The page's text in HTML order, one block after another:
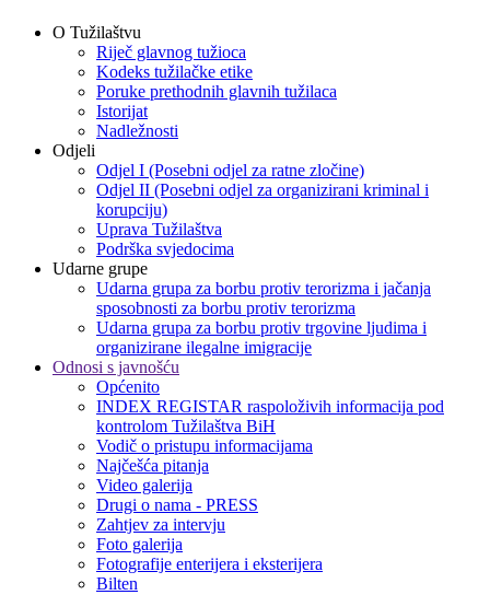
O Tužilaštvu
Riječ glavnog tužioca
Kodeks tužilačke etike
Poruke prethodnih glavnih tužilaca
Istorijat
Nadležnosti
Odjeli
Odjel I (Posebni odjel za ratne zločine)
Odjel II (Posebni odjel za organizirani kriminal i
korupciju)
Uprava Tužilaštva
Podrška svjedocima
Udarne grupe
Udarna grupa za borbu protiv terorizma i jačanja
sposobnosti za borbu protiv terorizma
Udarna grupa za borbu protiv trgovine ljudima i
organizirane ilegalne imigracije
Odnosi s javnošću
Općenito
INDEX REGISTAR raspoloživih informacija pod
kontrolom Tužilaštva BiH
Vodič o pristupu informacijama
Najčešća pitanja
Video galerija
Drugi o nama - PRESS
Zahtjev za intervju
Foto galerija
Fotografije enterijera i eksterijera
Bilten